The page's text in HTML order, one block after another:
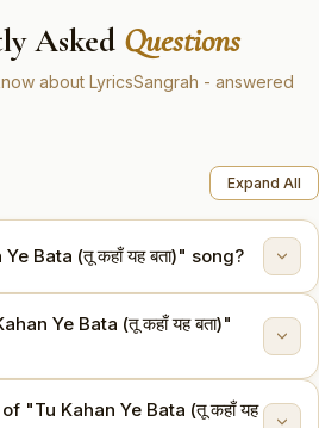
Asked Questions
about LyricsSangrah - answered
Expand All
Bata (तू कहाँ यह बता)" song?
कहाँ यह बता)" is sung by
Ye Bata (तू कहाँ यह बता)"
movie Tere Ghar Ke Samne
"Tu Kahan Ye Bata (तू कहाँ यह